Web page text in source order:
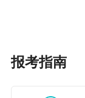
企业在按照换出
补价的，应当分别
为换入资产的成本
2 .收到补价的，
报考指南